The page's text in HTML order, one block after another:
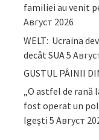
familiei au venit
Август 2026
WELT: Ucraina
decât SUA5
GUSTUL PÂINII
„O astfel de rană
fost operat un
Igești 5 Август